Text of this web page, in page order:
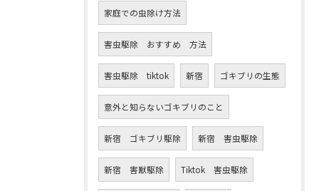
家庭での虫除け方法
害虫駆除 おすすめ 方法
害虫駆除 tiktok 新宿 ゴキブリの生態
意外と知らないゴキブリのこと
新宿 ゴキブリ駆除 新宿 害虫駆除
新宿 害獣駆除 Tiktok 害虫駆除